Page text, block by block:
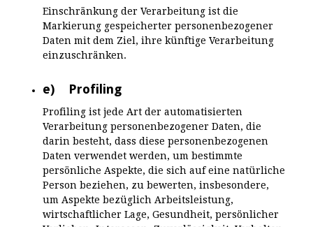
Einschränkung der Verarbeitung ist die
Markierung gespeicherter personenbezogener
Daten mit dem Ziel, ihre künftige Verarbeitung
einzuschränken.
e) Profiling
Profiling ist jede Art der automatisierten
Verarbeitung personenbezogener Daten, die
darin besteht, dass diese personenbezogenen
Daten verwendet werden, um bestimmte
persönliche Aspekte, die sich auf eine natürliche
Person beziehen, zu bewerten, insbesondere,
um Aspekte bezüglich Arbeitsleistung,
wirtschaftlicher Lage, Gesundheit, persönlicher